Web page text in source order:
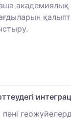
академиялық
пәні